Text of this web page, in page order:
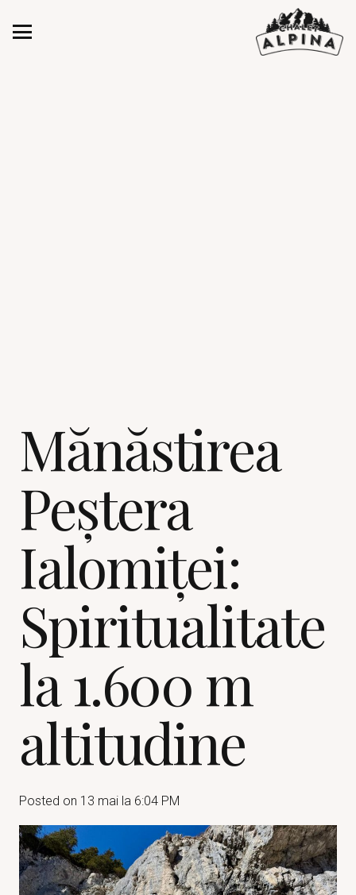
Mănăstirea
Peștera
Ialomiței:
Spiritualitate
la 1.600 m
altitudine
Posted on 13 mai la 6:04 PM